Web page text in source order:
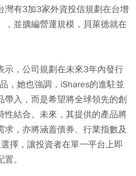
灣有3加3家外資投信規劃在台增
，並擴編營運規模，貝萊德就在
示，公司規劃在未來3年內發行
，她也強調，iShares的進駐並
帶入，而是希望將全球領先的創
性結合。未來，其提供的產品將
求，亦將涵蓋債券、行業指數及
擇，讓投資者在單一平台上即
。